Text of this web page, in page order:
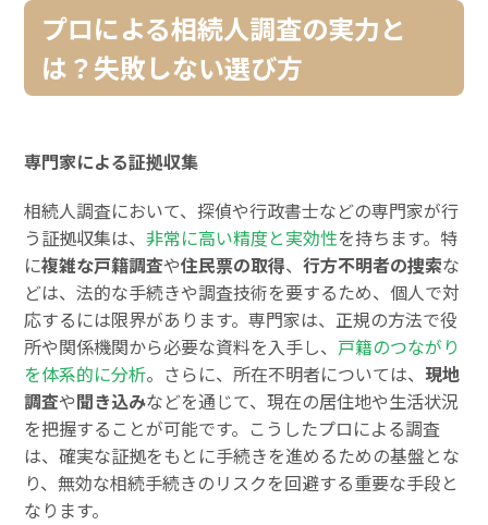
プロによる相続人調査の実力と
は？失敗しない選び方
専門家による証拠収集
相続人調査において、探偵や行政書士などの専門家が行
う証拠収集は、非常に高い精度と実効性を持ちます。特
に複雑な戸籍調査や住民票の取得、行方不明者の捜索な
どは、法的な手続きや調査技術を要するため、個人で対
応するには限界があります。専門家は、正規の方法で役
所や関係機関から必要な資料を入手し、 戸籍のつながり
を体系的に分析。さらに、所在不明者については、現地
調査や聞き込みなどを通じて、現在の居住地や生活状況
を把握することが可能です。こうしたプロによる調査
は、確実な証拠をもとに手続きを進めるための基盤とな
り、無効な相続手続きのリスクを回避する重要な手段と
なります。